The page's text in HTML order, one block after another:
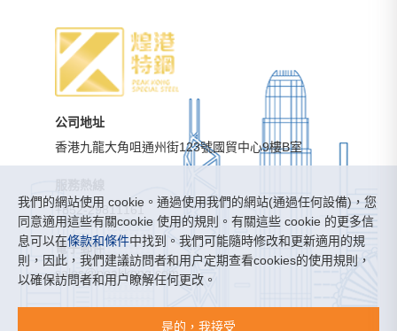
公司地址
香港九龍大角咀通州街123號國貿中心9樓B室
+852-29811161
電子郵件
sales@peakkong.com
煌港特鋼有限公司 ©版權所有
我們的網站使用 cookie。通過使用我們的網站(通過任何設備)，您
同意適用這些有關cookie 使用的規則。有關這些 cookie 的更多信
息可以在條款和條件中找到。我們可能隨時修改和更新適用的規
則，因此，我們建議訪問者和用户定期查看cookies的使用規則，
以確保訪問者和用户瞭解任何更改。
是的，我接受